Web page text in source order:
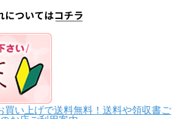
買い上げで送料無料！送料や領収書ご